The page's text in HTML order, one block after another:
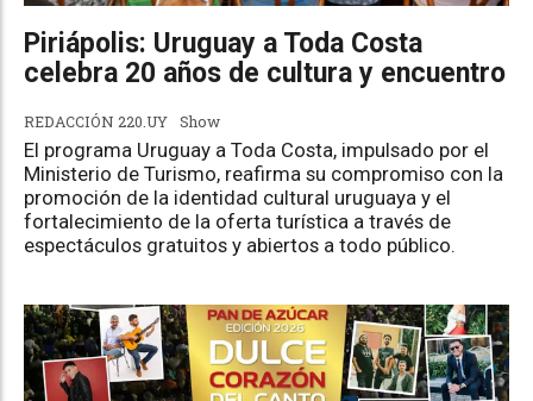
Piriápolis: Uruguay a Toda Costa
celebra 20 años de cultura y encuentro
REDACCIÓN 220.UY Show
El programa Uruguay a Toda Costa, impulsado por el
Ministerio de Turismo, reafirma su compromiso con la
promoción de la identidad cultural uruguaya y el
fortalecimiento de la oferta turística a través de
espectáculos gratuitos y abiertos a todo público.